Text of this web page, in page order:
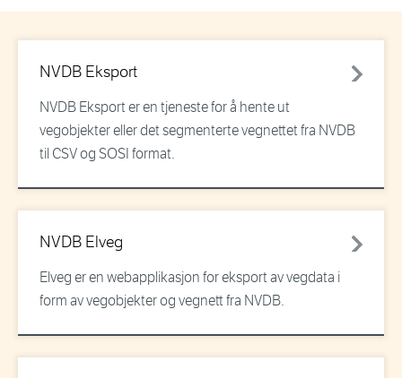
NVDB Eksport
NVDB Eksport er en tjeneste for å hente ut
vegobjekter eller det segmenterte vegnettet fra NVDB
til CSV og SOSI format.
NVDB Elveg
Elveg er en webapplikasjon for eksport av vegdata i
form av vegobjekter og vegnett fra NVDB.